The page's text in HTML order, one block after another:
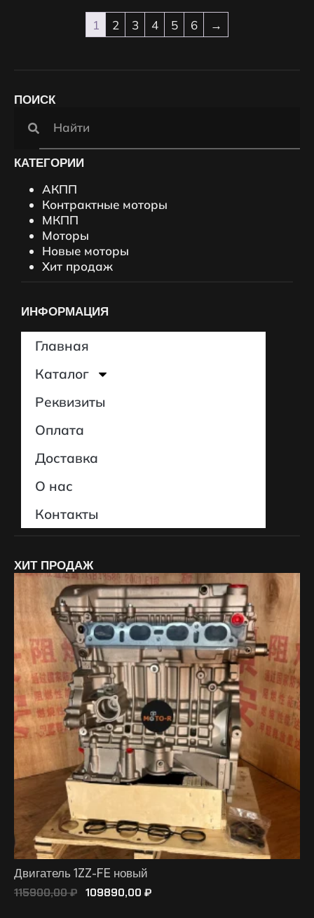
1 2 3 4 5 6 →
ПОИСК
КАТЕГОРИИ
АКПП
Контрактные моторы
МКПП
Моторы
Новые моторы
Хит продаж
ИНФОРМАЦИЯ
Главная
Каталог
Реквизиты
Оплата
Доставка
О нас
Контакты
ХИТ ПРОДАЖ
Двигатель 1ZZ-FE новый
115900,00₽ 109890,00 ₽